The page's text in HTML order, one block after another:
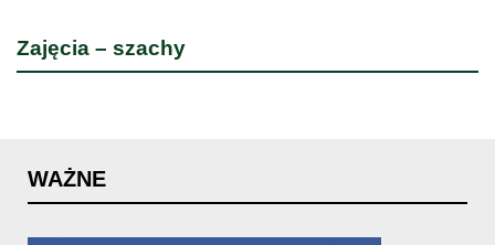
Zajęcia – szachy
WAŻNE